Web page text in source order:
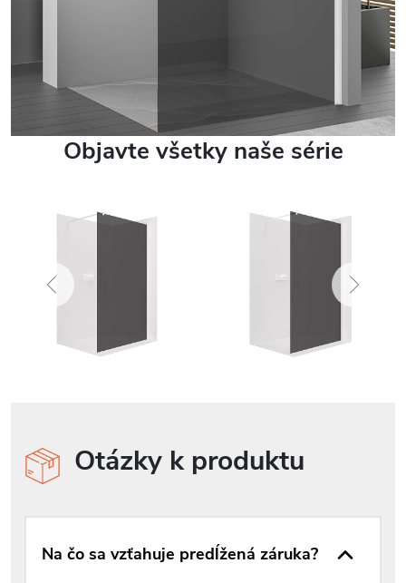
Objavte všetky naše série
Otázky k produktu
Na čo sa vzťahuje predĺžená záruka?